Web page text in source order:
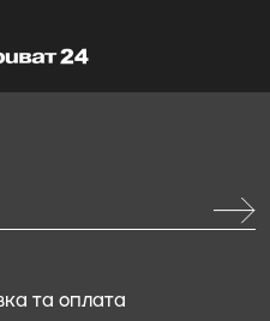
та оплата